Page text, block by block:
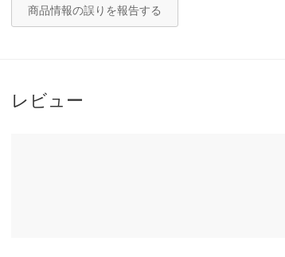
商品情報の誤りを報告する
レビュー